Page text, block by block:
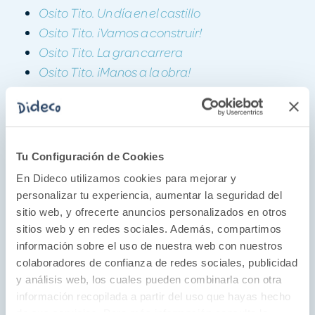
Tu Configuración de Cookies
En Dideco utilizamos cookies para mejorar y
personalizar tu experiencia, aumentar la seguridad del
sitio web, y ofrecerte anuncios personalizados en otros
sitios web y en redes sociales. Además, compartimos
información sobre el uso de nuestra web con nuestros
colaboradores de confianza de redes sociales, publicidad
y análisis web, los cuales pueden combinarla con otra
información recopilada a partir del uso que hayas hecho
Osito Tito. Un día en el castillo
Osito Tito. ¡Vamos a construir!
Osito Tito. La gran carrera
Osito Tito. ¡Manos a la obra!
Osito Tito. Emergencia al volante
Osito Tito. Vamos de viaje
Osito Tito. La casa encantada
Osito Tito. Misión espacial
Osito Tito. Aventura pirata
Osito Tito. Bomberos al rescate
Osito Tito. Un día en la granja
Osito Tito. ¡Vamos a jugar!
Osito Tito. Aventura submarina
Osito Tito. Safari de dinosaurios